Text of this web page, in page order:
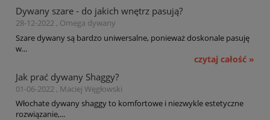
Dywany szare - do jakich wnętrz pasują?
28-12-2022 , Omega dywany
Szare dywany są bardzo uniwersalne, ponieważ doskonale pasuję
w...
czytaj całość »
Jak prać dywany Shaggy?
01-06-2022 , Maciej Węgłowski
Włochate dywany shaggy to komfortowe i niezwykle estetyczne
rozwiązanie,...